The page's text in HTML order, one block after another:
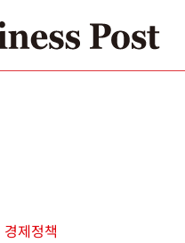
경제정책